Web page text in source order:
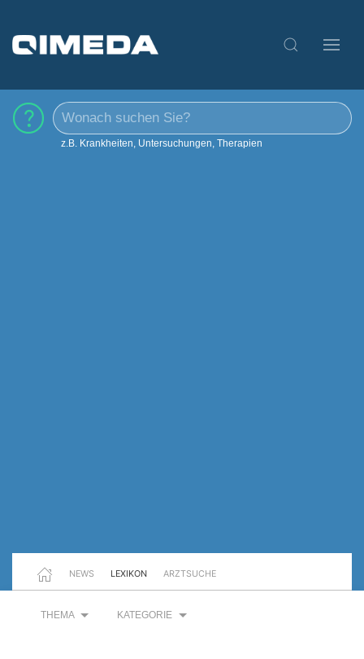
z.B. Krankheiten, Untersuchungen, Therapien
NEWS LEXIKON ARZTSUCHE
THEMA KATEGORIE